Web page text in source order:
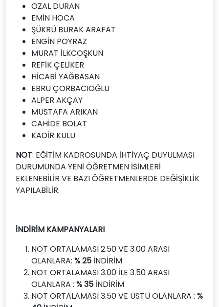
ÖZAL DURAN
EMİN HOCA
ŞÜKRÜ BURAK ARAFAT
ENGİN POYRAZ
MURAT İLKCOŞKUN
REFİK ÇELİKER
HİCABİ YAĞBASAN
EBRU ÇORBACIOĞLU
ALPER AKÇAY
MUSTAFA ARIKAN
CAHİDE BOLAT
KADİR KULU
NOT: EĞİTİM KADROSUNDA İHTİYAÇ DUYULMASI
DURUMUNDA YENİ ÖĞRETMEN İSİMLERİ
EKLENEBİLİR VE BAZI ÖĞRETMENLERDE DEĞİŞİKLİK
YAPILABİLİR.
İNDİRİM KAMPANYALARI
NOT ORTALAMASI 2.50 VE 3.00 ARASI
OLANLARA: % 25 İNDİRİM
NOT ORTALAMASI 3.00 İLE 3.50 ARASI
OLANLARA : % 35 İNDİRİM
NOT ORTALAMASI 3.50 VE ÜSTÜ OLANLARA : %